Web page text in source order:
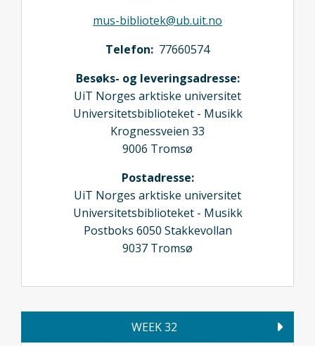
mus-bibliotek@ub.uit.no
Telefon: 77660574
Besøks- og leveringsadresse:
UiT Norges arktiske universitet
Universitetsbiblioteket - Musikk
Krognessveien 33
9006 Tromsø
Postadresse:
UiT Norges arktiske universitet
Universitetsbiblioteket - Musikk
Postboks 6050 Stakkevollan
9037 Tromsø
WEEK 32